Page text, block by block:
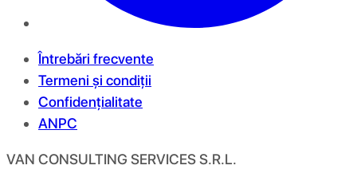
Întrebări frecvente
Termeni și condiții
Confidențialitate
ANPC
VAN CONSULTING SERVICES S.R.L.